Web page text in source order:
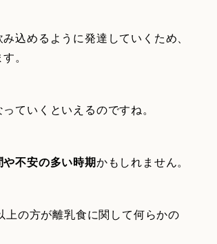
込めるように発達していくため、
。
ていくといえるのですね。
不安の多い時期かもしれません。
の方が離乳食に関して何らかの